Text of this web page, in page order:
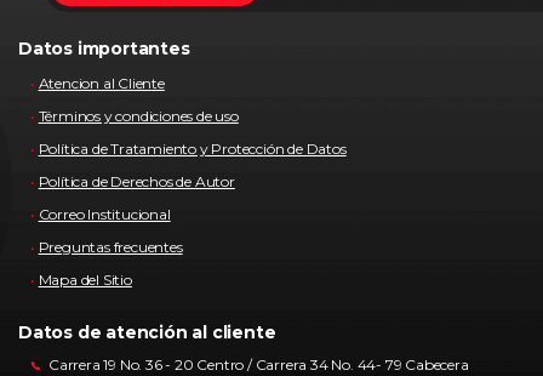
Datos importantes
Atencion al Cliente
Términos y condiciones de uso
Política de Tratamiento y Protección de Datos
Política de Derechos de Autor
Correo Institucional
Preguntas frecuentes
Mapa del Sitio
Datos de atención al cliente
Carrera 19 No. 36 - 20 Centro / Carrera 34 No. 44- 79 Cabecera